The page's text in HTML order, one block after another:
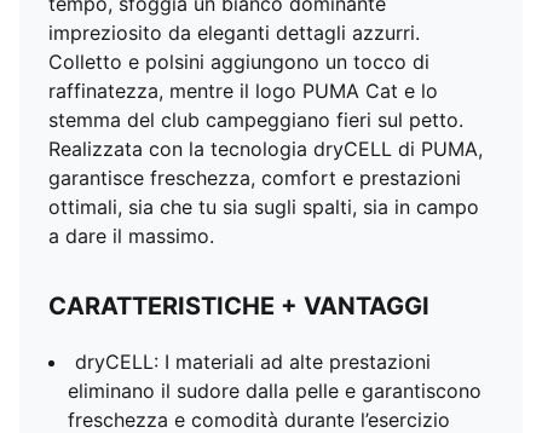
impreziosito da eleganti dettagli azzurri.
Colletto e polsini aggiungono un tocco di
raffinatezza, mentre il logo PUMA Cat e lo
stemma del club campeggiano fieri sul petto.
Realizzata con la tecnologia dryCELL di PUMA,
garantisce freschezza, comfort e prestazioni
ottimali, sia che tu sia sugli spalti, sia in campo
a dare il massimo.
CARATTERISTICHE + VANTAGGI
dryCELL: I materiali ad alte prestazioni
eliminano il sudore dalla pelle e garantiscono
freschezza e comodità durante l’esercizio